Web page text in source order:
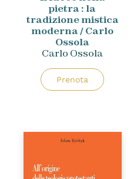
pietra : la
tradizione mistica
moderna / Carlo
Ossola
Carlo Ossola
Prenota